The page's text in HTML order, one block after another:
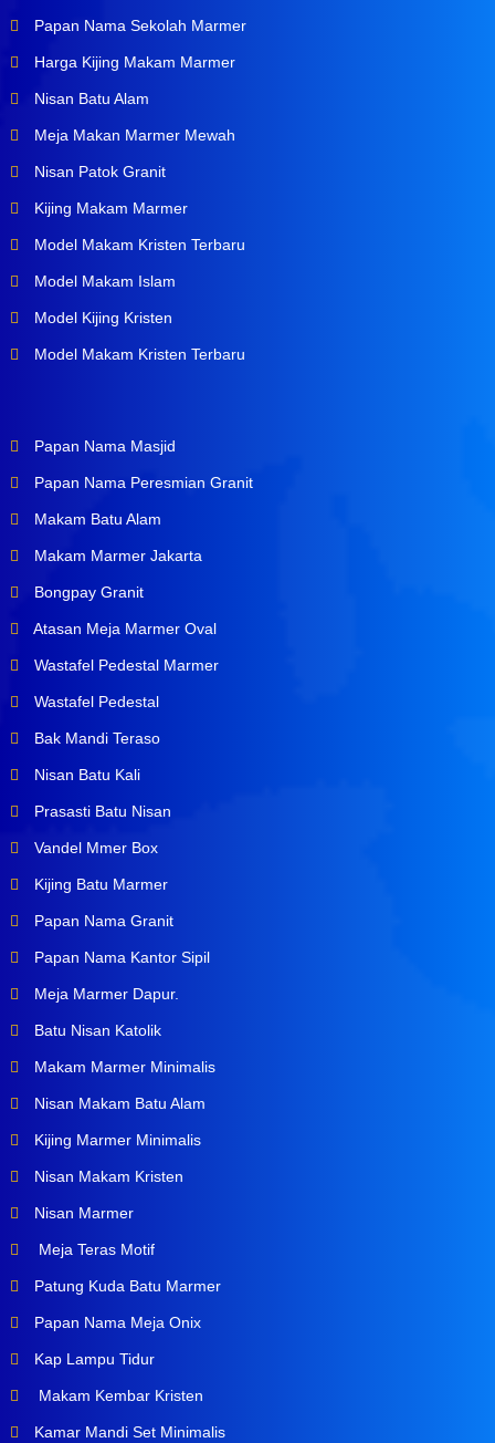
Papan Nama Sekolah Marmer
Harga Kijing Makam Marmer
Nisan Batu Alam
Meja Makan Marmer Mewah
Nisan Patok Granit
Kijing Makam Marmer
Model Makam Kristen Terbaru
Model Makam Islam
Model Kijing Kristen
Model Makam Kristen Terbaru
Papan Nama Masjid
Papan Nama Peresmian Granit
Makam Batu Alam
Makam Marmer Jakarta
Bongpay Granit
Atasan Meja Marmer Oval
Wastafel Pedestal Marmer
Wastafel Pedestal
Bak Mandi Teraso
Nisan Batu Kali
Prasasti Batu Nisan
Vandel Mmer Box
Kijing Batu Marmer
Papan Nama Granit
Papan Nama Kantor Sipil
Meja Marmer Dapur.
Batu Nisan Katolik
Makam Marmer Minimalis
Nisan Makam Batu Alam
Kijing Marmer Minimalis
Nisan Makam Kristen
Nisan Marmer
Meja Teras Motif
Patung Kuda Batu Marmer
Papan Nama Meja Onix
Kap Lampu Tidur
Makam Kembar Kristen
Kamar Mandi Set Minimalis